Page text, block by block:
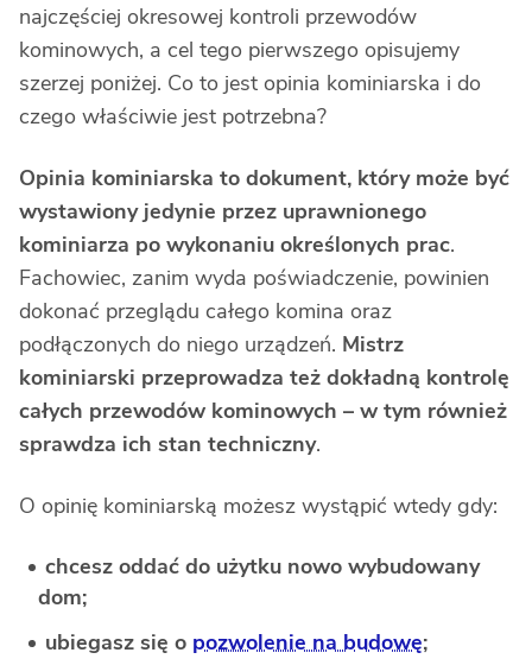
najczęściej okresowej kontroli przewodów
kominowych, a cel tego pierwszego opisujemy
szerzej poniżej. Co to jest opinia kominiarska i do
czego właściwie jest potrzebna?
Opinia kominiarska to dokument, który może być
wystawiony jedynie przez uprawnionego
kominiarza po wykonaniu określonych prac.
Fachowiec, zanim wyda poświadczenie, powinien
dokonać przeglądu całego komina oraz
podłączonych do niego urządzeń. Mistrz
kominiarski przeprowadza też dokładną kontrolę
całych przewodów kominowych – w tym również
sprawdza ich stan techniczny.
O opinię kominiarską możesz wystąpić wtedy gdy:
chcesz oddać do użytku nowo wybudowany
dom;
ubiegasz się o pozwolenie na budowę;